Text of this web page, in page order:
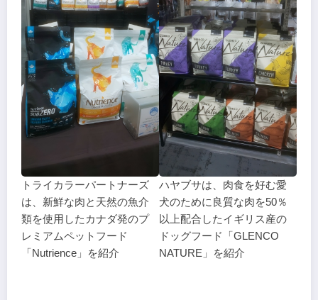
トライカラーパートナーズ
は、新鮮な肉と天然の魚介
類を使用したカナダ発のプ
レミアムペットフード
「Nutrience」を紹介
ハヤブサは、肉食を好む愛
犬のために良質な肉を50％
以上配合したイギリス産の
ドッグフード「GLENCO
NATURE」を紹介